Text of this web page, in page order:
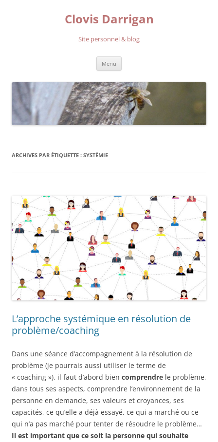
Clovis Darrigan
Site personnel & blog
Menu
ARCHIVES PAR ÉTIQUETTE : SYSTÉMIE
L’approche systémique en résolution de
problème/coaching
Dans une séance d’accompagnement à la résolution de
problème (je pourrais aussi utiliser le terme de
« coaching »), il faut d’abord bien comprendre le problème,
dans tous ses aspects, comprendre l’environnement de la
personne en demande, ses valeurs et croyances, ses
capacités, ce qu’elle a déjà essayé, ce qui a marché ou ce
qui n’a pas marché pour tenter de résoudre le problème…
Il est important que ce soit la personne qui souhaite